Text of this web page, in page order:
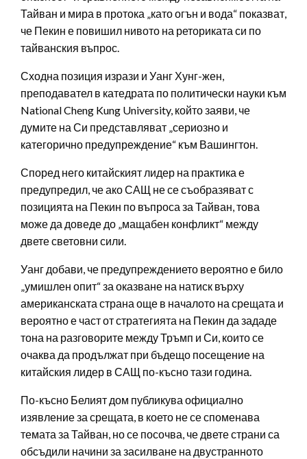
Тайван и мира в протока „като огън и вода“ показват,
че Пекин е повишил нивото на реториката си по
тайванския въпрос.
Сходна позиция изрази и Уанг Хунг-жен,
преподавател в катедрата по политически науки към
National Cheng Kung University, който заяви, че
думите на Си представляват „сериозно и
категорично предупреждение“ към Вашингтон.
Според него китайският лидер на практика е
предупредил, че ако САЩ не се съобразяват с
позицията на Пекин по въпроса за Тайван, това
може да доведе до „мащабен конфликт“ между
двете световни сили.
Уанг добави, че предупреждението вероятно е било
„умишлен опит“ за оказване на натиск върху
американската страна още в началото на срещата и
вероятно е част от стратегията на Пекин да зададе
тона на разговорите между Тръмп и Си, които се
очаква да продължат при бъдещо посещение на
китайския лидер в САЩ по-късно тази година.
По-късно Белият дом публикува официално
изявление за срещата, в което не се споменава
темата за Тайван, но се посочва, че двете страни са
обсъдили начини за засилване на двустранното